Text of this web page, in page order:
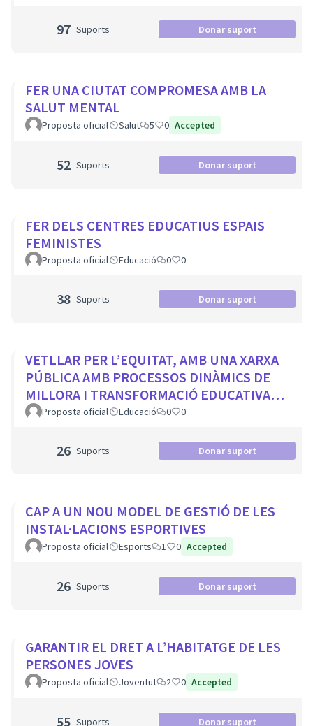
97 Suports Donar suport
FER UNA CIUTAT COMPROMESA AMB LA
SALUT MENTAL
Proposta oficial Salut 5 0 Accepted
52 Suports Donar suport
FER DELS CENTRES EDUCATIUS ESPAIS
FEMINISTES
Proposta oficial Educació 0 0
38 Suports Donar suport
VETLLAR PER L’EQUITAT, AMB UNA XARXA
PÚBLICA AMB PROCESSOS DINÀMICS DE
MILLORA I TRANSFORMACIÓ EDUCATIVA
PER A TOTS ELS CENTRES DE LA CIUTAT
Proposta oficial Educació 0 0
26 Suports Donar suport
CAP A UN NOU MODEL DE GESTIÓ DE LES
INSTAL·LACIONS ESPORTIVES
Proposta oficial Esports 1 0 Accepted
26 Suports Donar suport
GARANTIR EL DRET A L’HABITATGE DE LES
PERSONES JOVES
Proposta oficial Joventut 2 0 Accepted
55 Suports Donar suport